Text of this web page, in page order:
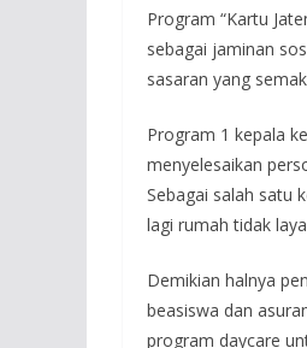
Program “Kartu
sebagai jaminan
sasaran yang
Program 1 kepala
menyelesaikan
Sebagai salah satu
lagi rumah tidak
Demikian halnya
beasiswa dan
program daycare